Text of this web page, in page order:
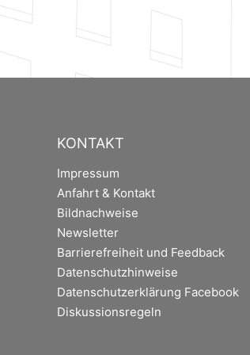
KONTAKT
Impressum
Anfahrt & Kontakt
Bildnachweise
Newsletter
Barrierefreiheit und Feedback
Datenschutzhinweise
Datenschutzerklärung Facebook
Diskussionsregeln